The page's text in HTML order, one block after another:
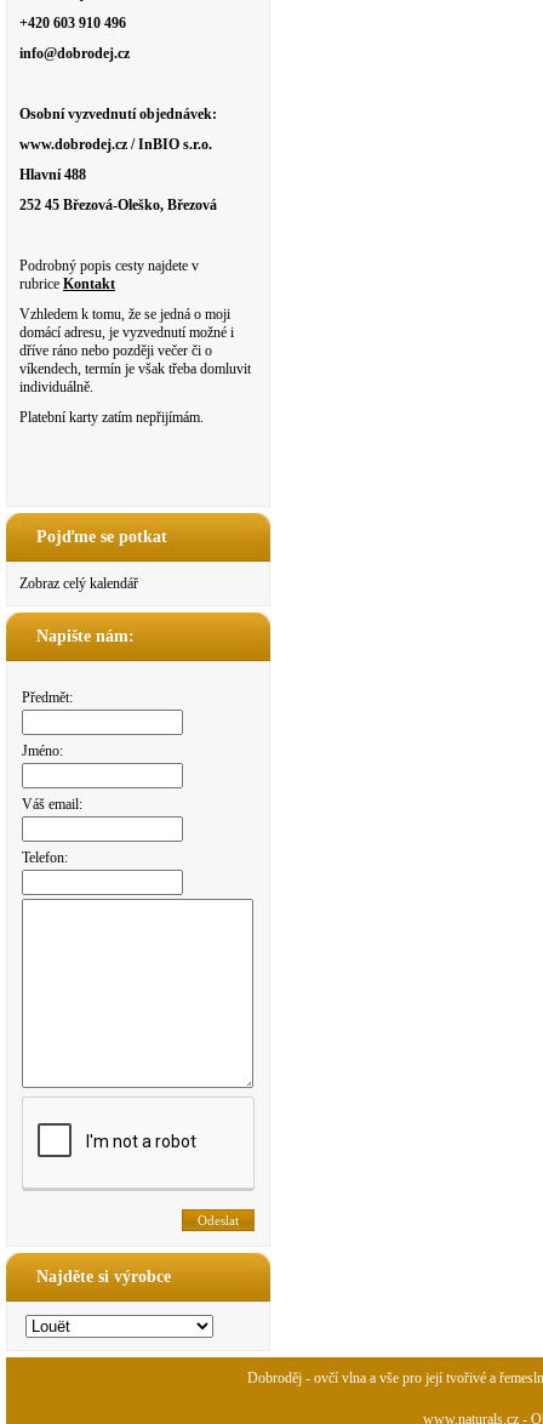
+420 603 910 496
info@dobrodej.cz
Osobní vyzvednutí objednávek:
www.dobrodej.cz / InBIO s.r.o.
Hlavní 488
252 45 Březová-Oleško, Březová
Podrobný popis cesty najdete v
rubrice Kontakt
Vzhledem k tomu, že se jedná o moji
domácí adresu, je vyzvednutí možné i
dříve ráno nebo později večer či o
víkendech, termín je však třeba domluvit
individuálně.
Platební karty zatím nepřijímám.
Pojďme se potkat
Zobraz celý kalendář
Napište nám:
Předmět:
Jméno:
Váš email:
Telefon:
Najděte si výrobce
Dobroděj - ovčí vlna a vše pro její tvořivé a
www.naturals.cz -